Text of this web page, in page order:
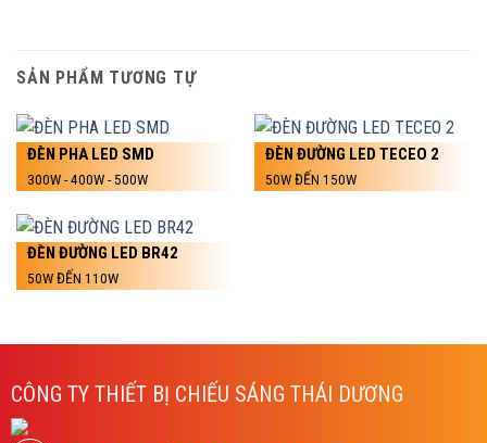
SẢN PHẨM TƯƠNG TỰ
ĐÈN PHA LED SMD
300W - 400W - 500W
ĐÈN ĐƯỜNG LED TECEO 2
50W ĐẾN 150W
ĐÈN ĐƯỜNG LED BR42
50W ĐẾN 110W
CÔNG TY THIẾT BỊ CHIẾU SÁNG THÁI DƯƠNG